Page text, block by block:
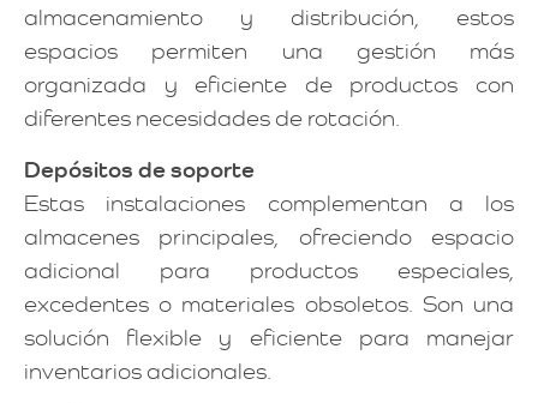
almacenamiento y distribución, estos
espacios permiten una gestión más
organizada y eficiente de productos con
diferentes necesidades de rotación.
Depósitos de soporte
Estas instalaciones complementan a los
almacenes principales, ofreciendo espacio
adicional para productos especiales,
excedentes o materiales obsoletos. Son una
solución flexible y eficiente para manejar
inventarios adicionales.